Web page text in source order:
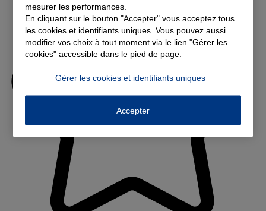
mesurer les performances.
En cliquant sur le bouton "Accepter" vous acceptez tous
les cookies et identifiants uniques. Vous pouvez aussi
modifier vos choix à tout moment via le lien "Gérer les
cookies" accessible dans le pied de page.
Gérer les cookies et identifiants uniques
Accepter